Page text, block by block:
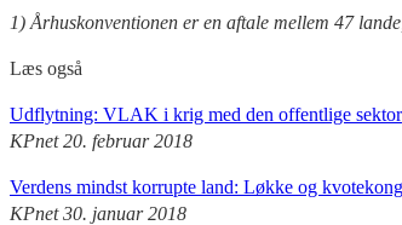
1) Århuskonventionen er en aftale mellem 47
Læs også
Udflytning: VLAK i krig med den offentlige sektor
KPnet 20. februar 2018
Verdens mindst korrupte land: Løkke og
KPnet 30. januar 2018